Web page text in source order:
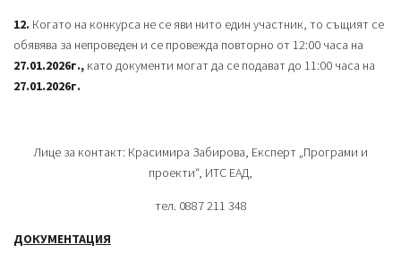
12. Когато на конкурса не се яви нито един участник, то същият се
обявява за непроведен и се провежда повторно от 12:00 часа на
27.01.2026г., като документи могат да се подават до 11:00 часа на
27.01.2026г.
Лице за контакт: Красимира Забирова, Експерт „Програми и
проекти“, ИТС ЕАД,
тел. 0887 211 348
ДОКУМЕНТАЦИЯ